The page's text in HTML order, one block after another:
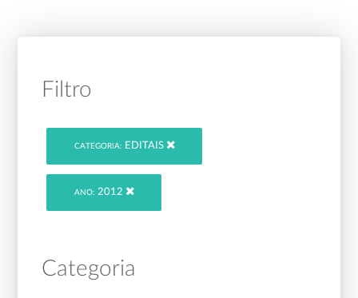
Filtro
CATEGORIA: EDITAIS
ANO: 2012
Categoria